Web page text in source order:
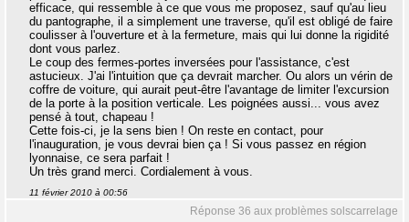
efficace, qui ressemble à ce que vous me proposez, sauf qu'au lieu
du pantographe, il a simplement une traverse, qu'il est obligé de faire
coulisser à l'ouverture et à la fermeture, mais qui lui donne la rigidité
dont vous parlez.
Le coup des fermes-portes inversées pour l'assistance, c'est
astucieux. J'ai l'intuition que ça devrait marcher. Ou alors un vérin de
coffre de voiture, qui aurait peut-être l'avantage de limiter l'excursion
de la porte à la position verticale. Les poignées aussi... vous avez
pensé à tout, chapeau !
Cette fois-ci, je la sens bien ! On reste en contact, pour
l'inauguration, je vous devrai bien ça ! Si vous passez en région
lyonnaise, ce sera parfait !
Un très grand merci. Cordialement à vous.
11 février 2010 à 00:56
Réponse 36 aux problèmes solscarrelage